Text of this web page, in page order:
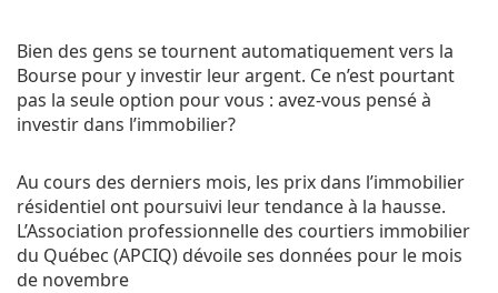
Bien des gens se tournent automatiquement vers la
Bourse pour y investir leur argent. Ce n’est pourtant
pas la seule option pour vous : avez-vous pensé à
investir dans l’immobilier?
Au cours des derniers mois, les prix dans l’immobilier
résidentiel ont poursuivi leur tendance à la hausse.
L’Association professionnelle des courtiers immobilier
du Québec (APCIQ) dévoile ses données pour le mois
de novembre